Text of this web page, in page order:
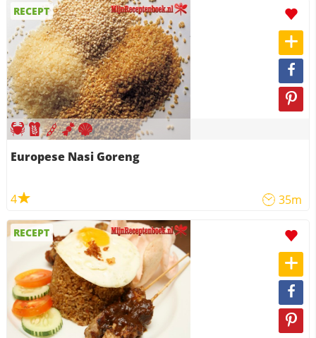
RECEPT
Europese Nasi Goreng
4 35m
RECEPT